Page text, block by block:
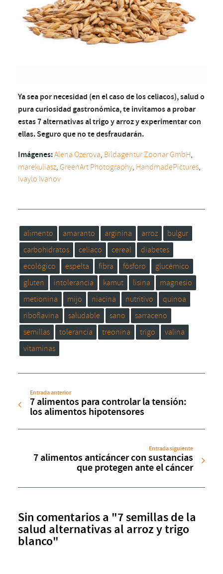
Ya sea por necesidad (en el caso de los celiacos), salud o
pura curiosidad gastronómica, te invitamos a probar
estas 7 alternativas al trigo y arroz y experimentar con
ellas. Seguro que no te desfraudarán.
Imágenes:Alena Ozerova, Bildagentur Zoonar GmbH,
marekuliasz, GreenArt Photography, HandmadePictures,
Ivaylo Ivanov
alimento amaranto arginina arroz
bulgur
carbohidratos
celiaco cereal
diabetes
ecológico
espelta fibra fósforo
glucémico
gluten
intolerancia kamut lisina
magnesio
metionina
mijo niacina nutritivo
quinoa
riboflavina
saludable sano
sarraceno
semillas
tolerancia treonina trigo
valina
vitaminas
Entrada anterior
7 alimentos para controlar la tensión:
los alimentos hipotensores
Entrada siguiente
7 alimentos anticáncer con sustancias
que protegen ante el cáncer
Sin comentarios a "7 semillas de la
salud alternativas al arroz y trigo
blanco"